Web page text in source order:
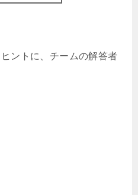
ントに、チームの解答者